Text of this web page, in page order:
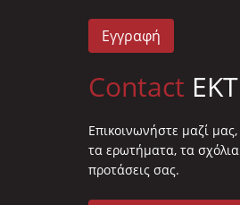
Εγγραφή
Contact EKT
Επικοινωνήστε μαζί
τα ερωτήματα, τα σχόλια
προτάσεις σας.